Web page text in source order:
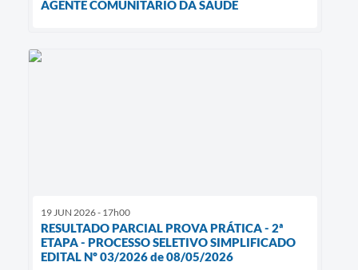
AGENTE COMUNITÁRIO DA SAÚDE
19 JUN 2026 - 17h00
RESULTADO PARCIAL PROVA PRÁTICA - 2ª
ETAPA - PROCESSO SELETIVO SIMPLIFICADO
EDITAL Nº 03/2026 de 08/05/2026